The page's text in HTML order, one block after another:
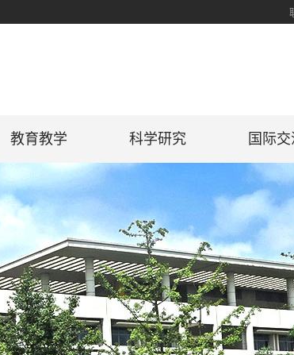
教育教学 科学研究 国际